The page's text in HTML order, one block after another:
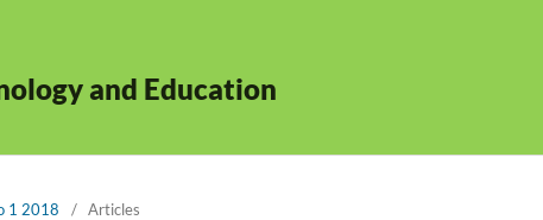
and Education
1 2018 / Articles